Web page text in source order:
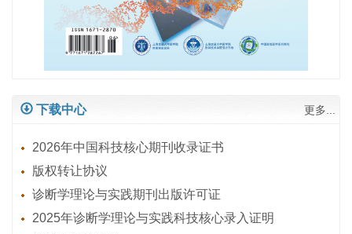
下载中心 更多...
2026年中国科技核心期刊收录证书
版权转让协议
诊断学理论与实践期刊出版许可证
2025年诊断学理论与实践科技核心录入证明